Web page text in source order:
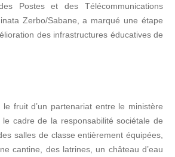
Postes et des Télécommunications
Zerbo/Sabane, a marqué une étape
des infrastructures éducatives de
fruit d’un partenariat entre le ministère
cadre de la responsabilité sociétale de
salles de classe entièrement équipées,
cantine, des latrines, un château d’eau